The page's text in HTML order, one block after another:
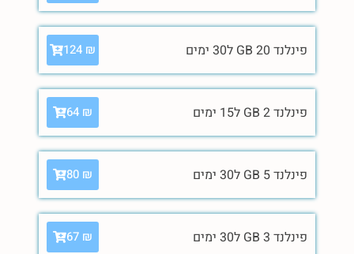
פינלנד 20 GB ל30 ימים 124 ₪
פינלנד 2 GB ל15 ימים 64 ₪
פינלנד 5 GB ל30 ימים 80 ₪
פינלנד 3 GB ל30 ימים 67 ₪